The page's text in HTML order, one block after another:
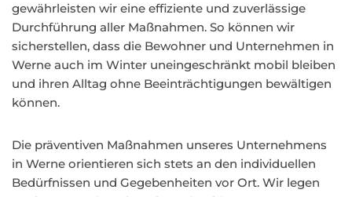
gewährleisten wir eine effiziente und zuverlässige
Durchführung aller Maßnahmen. So können wir
sicherstellen, dass die Bewohner und Unternehmen in
Werne auch im Winter uneingeschränkt mobil bleiben
und ihren Alltag ohne Beeinträchtigungen bewältigen
können.
Die präventiven Maßnahmen unseres Unternehmens
in Werne orientieren sich stets an den individuellen
Bedürfnissen und Gegebenheiten vor Ort. Wir legen